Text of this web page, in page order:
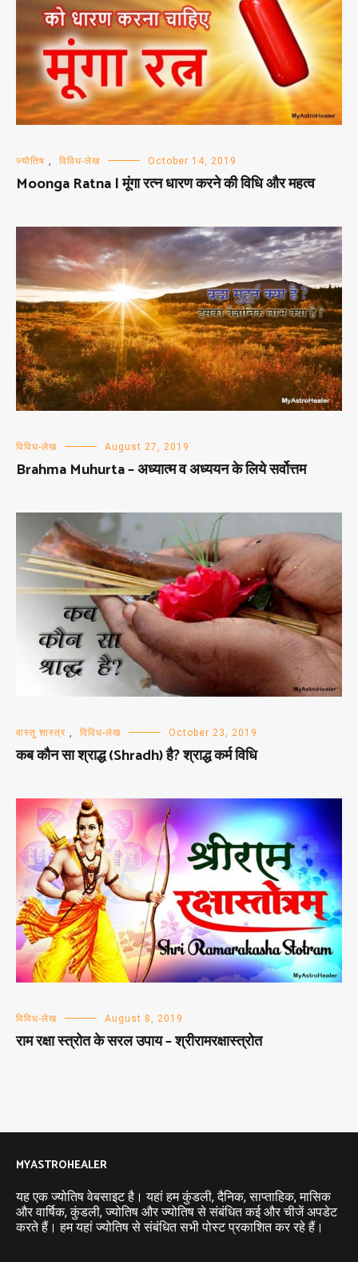
ज्योतिष , विविध-लेख October 14, 2019
Moonga Ratna | मूंगा रत्न धारण करने की विधि और महत्व
विविध-लेख August 27, 2019
Brahma Muhurta – अध्यात्म व अध्ययन के लिये सर्वोत्तम
वास्तु शास्त्र , विविध-लेख October 23, 2019
कब कौन सा श्राद्ध (Shradh) है? श्राद्ध कर्म विधि
विविध-लेख August 8, 2019
राम रक्षा स्त्रोत के सरल उपाय – श्रीरामरक्षास्त्रोत
MYASTROHEALER
यह एक ज्योतिष वेबसाइट है। यहां हम कुंडली, दैनिक, साप्ताहिक, मासिक
और वार्षिक, कुंडली, ज्योतिष और ज्योतिष से संबंधित कई और चीजें अपडेट
करते हैं। हम यहां ज्योतिष से संबंधित सभी पोस्ट प्रकाशित कर रहे हैं।